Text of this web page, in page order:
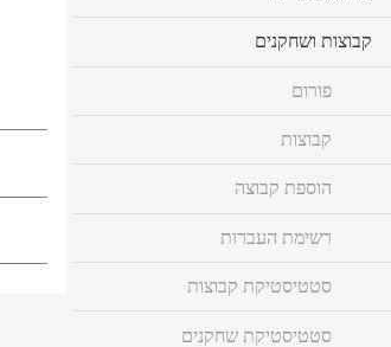
to
קבוצות ושחקנים
to
פורום
קבוצות
הוספת קבוצה
רשימת העברות
סטטיסטיקת קבוצות
סטטיסטיקת שחקנים